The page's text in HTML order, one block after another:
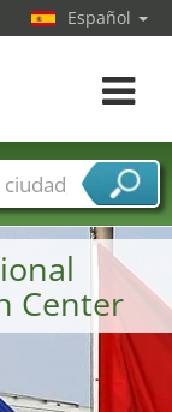
Center
Español
toggle